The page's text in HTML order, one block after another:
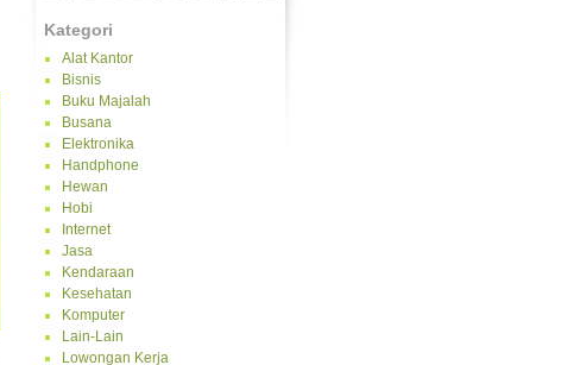
Kategori
Alat Kantor
Bisnis
Buku Majalah
Busana
Elektronika
Handphone
Hewan
Hobi
Internet
Jasa
Kendaraan
Kesehatan
Komputer
Lain-Lain
Lowongan Kerja